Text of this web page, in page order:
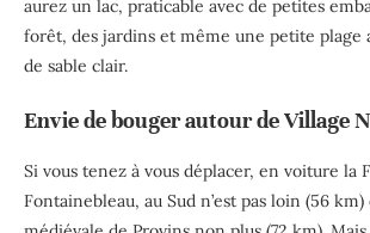
aurez un lac, praticable avec de petites
forêt, des jardins et même une petite plage
de sable clair.
Envie de bouger autour de Village
Si vous tenez à vous déplacer, en voiture la
Fontainebleau, au Sud n’est pas loin (56